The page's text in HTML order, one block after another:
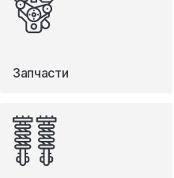
Запчасти